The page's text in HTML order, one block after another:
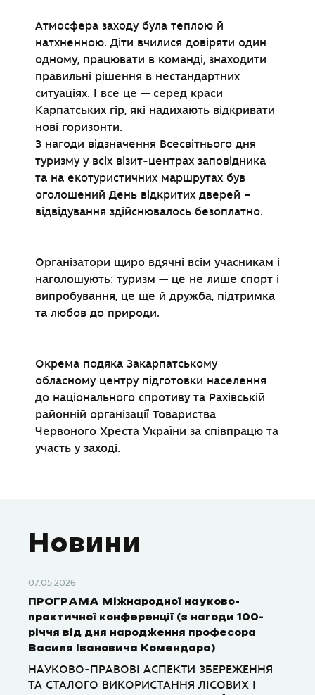
Атмосфера заходу була теплою й
натхненною. Діти вчилися довіряти один
одному, працювати в команді, знаходити
правильні рішення в нестандартних
ситуаціях. І все це — серед краси
Карпатських гір, які надихають відкривати
нові горизонти.
З нагоди відзначення Всесвітнього дня
туризму у всіх візит-центрах заповідника
та на екотуристичних маршрутах був
оголошений День відкритих дверей –
відвідування здійснювалось безоплатно.
Організатори щиро вдячні всім учасникам і
наголошують: туризм — це не лише спорт і
випробування, це ще й дружба, підтримка
та любов до природи.
Окрема подяка Закарпатському
обласному центру підготовки населення
до національного спротиву та Рахівській
районній організації Товариства
Червоного Хреста України за співпрацю та
участь у заході.
Новини
07.05.2026
ПРОГРАМА Міжнародної науково-
практичної конференції (з нагоди 100-
річчя від дня народження професора
Василя Івановича Комендара)
НАУКОВО-ПРАВОВІ АСПЕКТИ ЗБЕРЕЖЕННЯ
ТА СТАЛОГО ВИКОРИСТАННЯ ЛІСОВИХ І